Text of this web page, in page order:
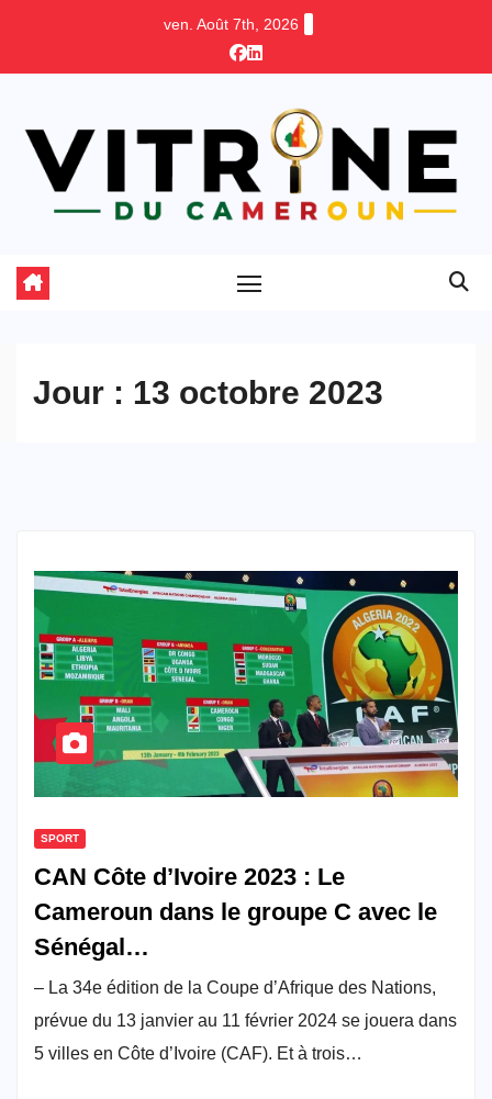
ven. Août 7th, 2026
Jour : 13 octobre 2023
SPORT
CAN Côte d’Ivoire 2023 : Le
Cameroun dans le groupe C avec le
Sénégal…
– La 34e édition de la Coupe d’Afrique des Nations,
prévue du 13 janvier au 11 février 2024 se jouera dans
5 villes en Côte d’Ivoire (CAF). Et à trois…